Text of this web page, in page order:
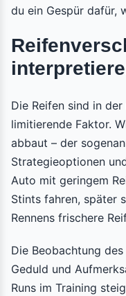
du ein Gespür dafür,
Die Reifen sind in
limitierende Faktor.
abbaut – der
Strategieoptionen
Auto mit geringem
Stints fahren, später
Rennens frischere
Die Beobachtung
Geduld und
Runs im Training